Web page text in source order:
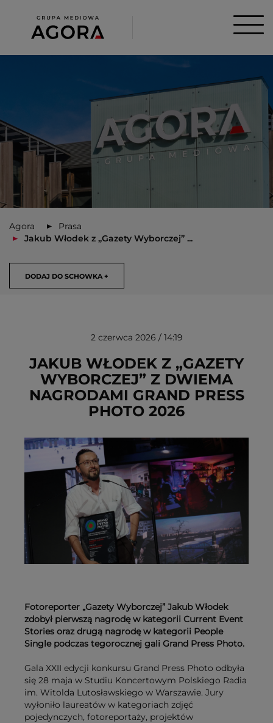
Agora
Prasa
Jakub Włodek z „Gazety Wyborczej” ...
DODAJ DO SCHOWKA +
USUŃ ZE SCHOWKA
2 czerwca 2026 / 14:19
JAKUB WŁODEK Z „GAZETY
WYBORCZEJ” Z DWIEMA
NAGRODAMI GRAND PRESS
PHOTO 2026
Fotoreporter „Gazety Wyborczej” Jakub Włodek
zdobył pierwszą nagrodę w kategorii Current Event
Stories oraz drugą nagrodę w kategorii People
Single podczas tegorocznej gali Grand Press Photo.
Gala XXII edycji konkursu Grand Press Photo odbyła
się 28 maja w Studiu Koncertowym Polskiego Radia
im. Witolda Lutosławskiego w Warszawie. Jury
wyłoniło laureatów w kategoriach zdjęć
pojedynczych, fotoreportaży, projektów